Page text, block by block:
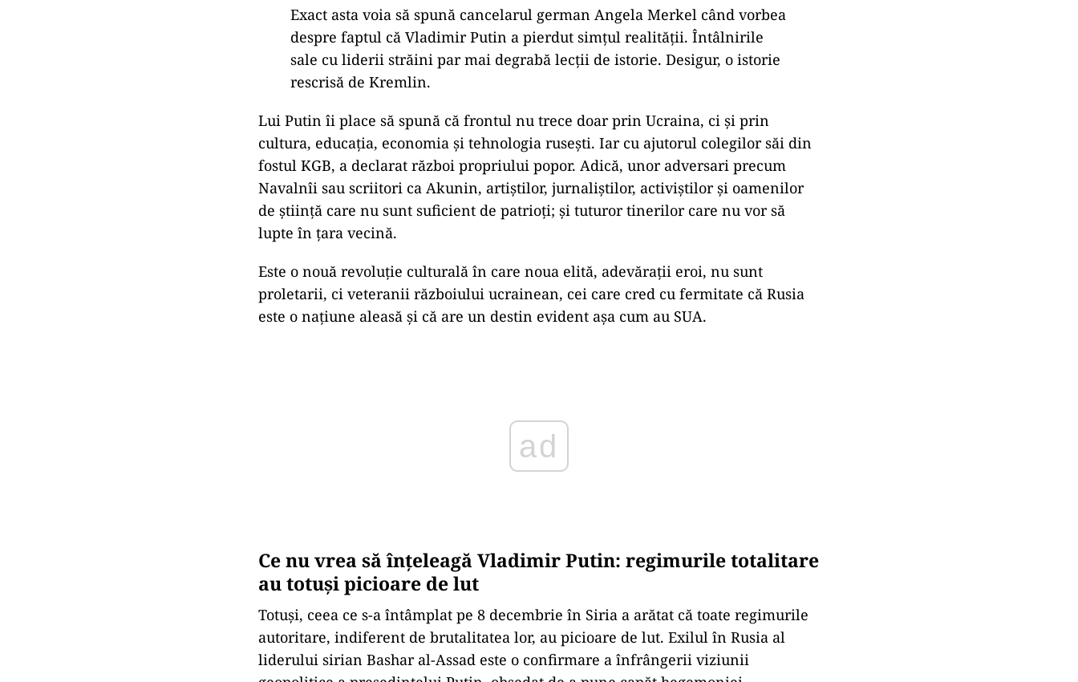
Exact asta voia să spună cancelarul german Angela Merkel când vorbea
despre faptul că Vladimir Putin a pierdut simţul realităţii. Întâlnirile
sale cu liderii străini par mai degrabă lecţii de istorie. Desigur, o istorie
rescrisă de Kremlin.
Lui Putin îi place să spună că frontul nu trece doar prin Ucraina, ci şi prin
cultura, educaţia, economia şi tehnologia ruseşti. Iar cu ajutorul colegilor săi din
fostul KGB, a declarat război propriului popor. Adică, unor adversari precum
Navalnîi sau scriitori ca Akunin, artiştilor, jurnaliştilor, activiştilor şi oamenilor
de ştiinţă care nu sunt suficient de patrioţi; şi tuturor tinerilor care nu vor să
lupte în ţara vecină.
Este o nouă revoluţie culturală în care noua elită, adevăraţii eroi, nu sunt
proletarii, ci veteranii războiului ucrainean, cei care cred cu fermitate că Rusia
este o naţiune aleasă şi că are un destin evident aşa cum au SUA.
ad
Ce nu vrea să înțeleagă Vladimir Putin: regimurile totalitare
au totuși picioare de lut
Totuşi, ceea ce s-a întâmplat pe 8 decembrie în Siria a arătat că toate regimurile
autoritare, indiferent de brutalitatea lor, au picioare de lut. Exilul în Rusia al
liderului sirian Bashar al-Assad este o confirmare a înfrângerii viziunii